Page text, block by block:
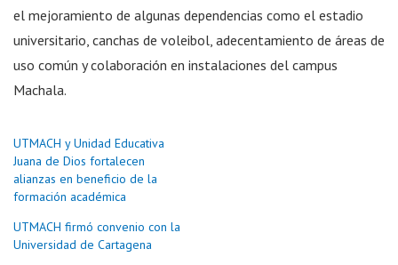
el mejoramiento de algunas dependencias como el estadio
universitario, canchas de voleibol, adecentamiento de áreas de
uso común y colaboración en instalaciones del campus
Machala.
UTMACH y Unidad Educativa
Juana de Dios fortalecen
alianzas en beneficio de la
formación académica
UTMACH firmó convenio con la
Universidad de Cartagena